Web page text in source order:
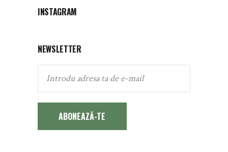
INSTAGRAM
NEWSLETTER
ABONEAZĂ-TE